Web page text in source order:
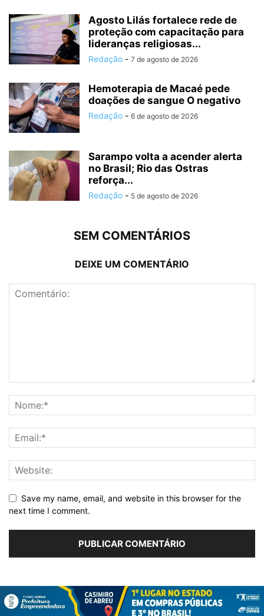
Agosto Lilás fortalece rede de
proteção com capacitação para
lideranças religiosas...
Redação - 7 de agosto de 2026
Hemoterapia de Macaé pede
doações de sangue O negativo
Redação - 6 de agosto de 2026
Sarampo volta a acender alerta
no Brasil; Rio das Ostras
reforça...
Redação - 5 de agosto de 2026
SEM COMENTÁRIOS
DEIXE UM COMENTÁRIO
Save my name, email, and website in this browser for the
next time I comment.